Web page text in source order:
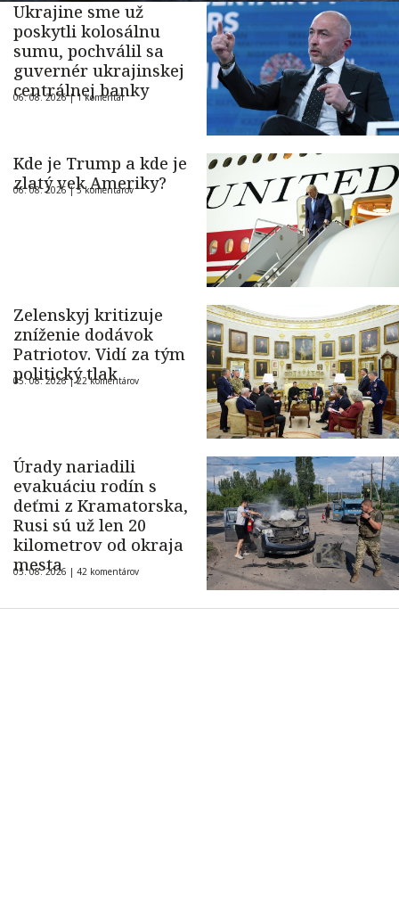
Ukrajine sme už
poskytli kolosálnu
sumu, pochválil sa
guvernér ukrajinskej
centrálnej banky
06. 08. 2026 |1 komentár
Kde je Trump a kde je
zlatý vek Ameriky?
06. 08. 2026 |5 komentárov
Zelenskyj kritizuje
zníženie dodávok
Patriotov. Vidí za tým
politický tlak
05. 08. 2026 |22 komentárov
Úrady nariadili
evakuáciu rodín s
deťmi z Kramatorska,
Rusi sú už len 20
kilometrov od okraja
mesta
05. 08. 2026 | 42 komentárov